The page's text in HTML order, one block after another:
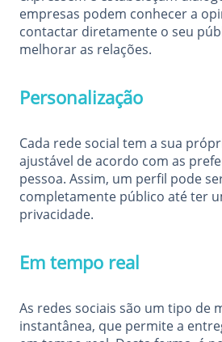
empresas podem conhecer a
contactar diretamente o seu
melhorar as relações.
Personalização
Cada rede social tem a sua
ajustável de acordo com as
pessoa. Assim, um perfil pode
completamente público até ter
privacidade.
Em tempo real
As redes sociais são um tipo de
instantânea, que permite a